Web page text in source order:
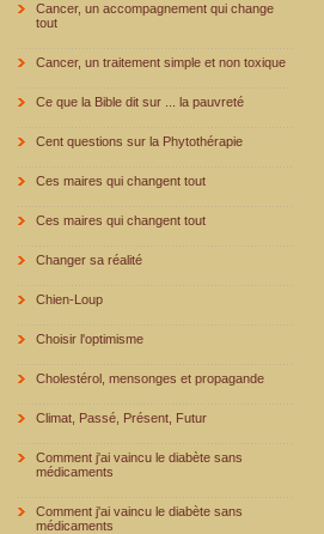
Cancer, un accompagnement qui change
tout
Cancer, un traitement simple et non toxique
Ce que la Bible dit sur ... la pauvreté
Cent questions sur la Phytothérapie
Ces maires qui changent tout
Ces maires qui changent tout
Changer sa réalité
Chien-Loup
Choisir l'optimisme
Cholestérol, mensonges et propagande
Climat, Passé, Présent, Futur
Comment j'ai vaincu le diabète sans
médicaments
Comment j'ai vaincu le diabète sans
médicaments